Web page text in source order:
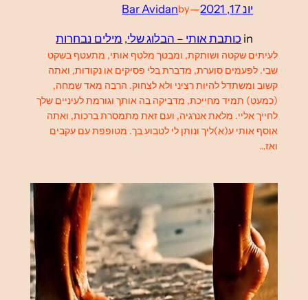
יונ 17, 2021 —
by
Bar Avidan
in כותבת אותי – הבלוג שלי, מילים נבחרות
לעיתים שקטה ושותקת, ומבטך מלטף אותי, מתעטף בשקט
שבי. לפעמים סוערת, מדברת בלי פסיקים או נקודות, ואתה
קשוב ומשתדל להיות רציני ולא לצחוק. הרבה מאד שמחה,
(כמעט) תמיד מחייכת, מדביקה בה אותך וגורמת לעיניים שלך
לחייך אליי. מלאת אנרגיה, ועם זאת מתמסרת ברכות, ואתה
אוסף אותי ע(א)ליך ונותן לי לטבוע בך. מטופפת עם עקבים
ואז…